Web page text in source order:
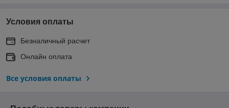
Условия оплаты
Безналичный расчет
Онлайн оплата
Все условия оплаты